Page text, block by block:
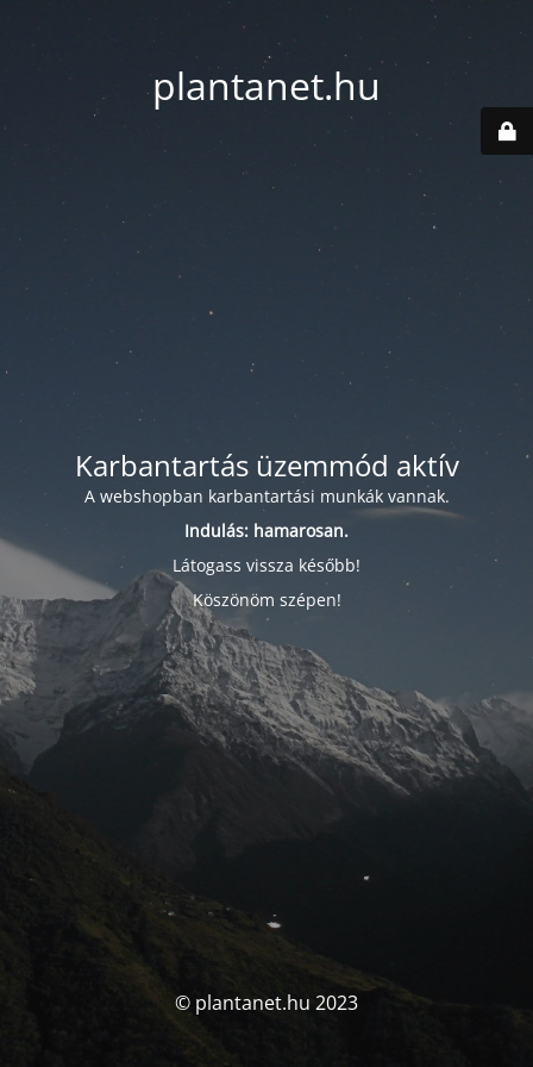
plantanet.hu
Karbantartás üzemmód aktív
A webshopban karbantartási munkák vannak.
Indulás: hamarosan.
Látogass vissza később!
Köszönöm szépen!
© plantanet.hu 2023